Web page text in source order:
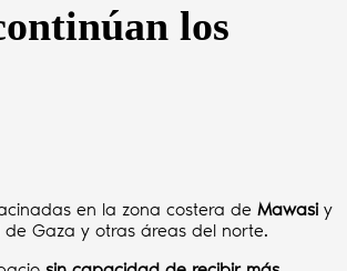
los
en la zona costera de Mawasi y
Gaza y otras áreas del norte.